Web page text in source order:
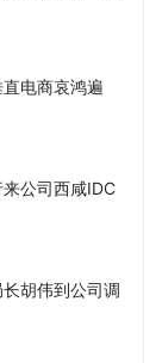
电商哀鸿遍
公司西咸IDC
胡伟到公司调